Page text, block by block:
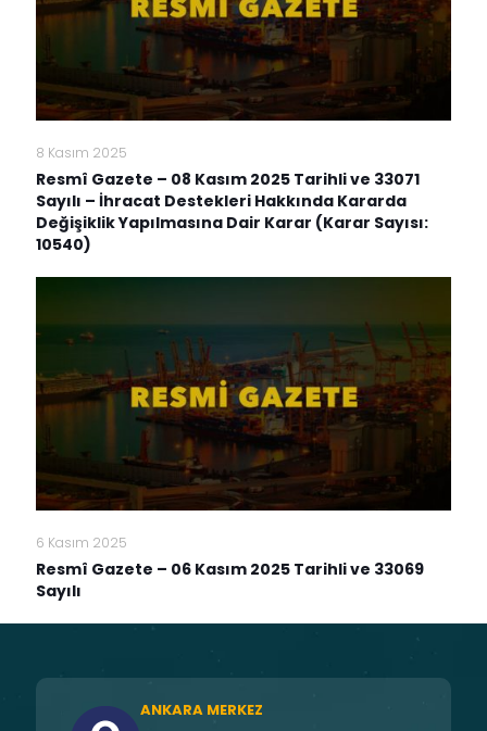
8 Kasım 2025
Resmî Gazete – 08 Kasım 2025 Tarihli ve 33071
Sayılı – İhracat Destekleri Hakkında Kararda
Değişiklik Yapılmasına Dair Karar (Karar Sayısı:
10540)
6 Kasım 2025
Resmî Gazete – 06 Kasım 2025 Tarihli ve 33069
Sayılı
ANKARA MERKEZ